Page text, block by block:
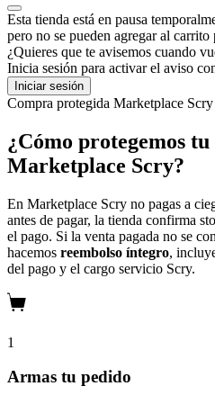
Esta tienda está en pausa
pero no se pueden agregar al carrito
¿Quieres que te avisemos cuando
Inicia sesión para activar el aviso
Iniciar sesión
Compra protegida Marketplace Scry
¿Cómo protegemos
Marketplace Scry?
En Marketplace Scry no pagas a
antes de pagar, la tienda confirma
el pago. Si la venta pagada no se
hacemos reembolso íntegro,
del pago y el cargo servicio Scry.
1
Armas tu pedido